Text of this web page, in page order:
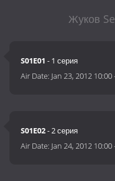
Жуков
S01E01 - 1 серия
Air Date: Jan 23, 2012 10:00
S01E02- 2 серия
Air Date: Jan 24, 2012 10:00